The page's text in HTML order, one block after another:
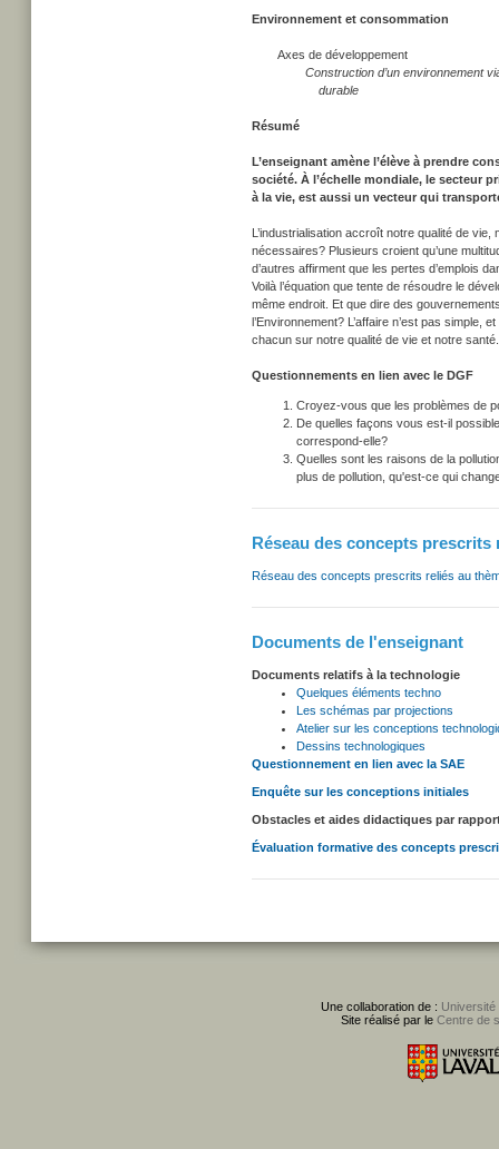
Environnement et consommation
Axes de développement
Construction d’un environnement
durable
Résumé
L’enseignant amène l’élève à prendre
société. À l’échelle mondiale, le secteur
à la vie, est aussi un vecteur qui
L’industrialisation accroît notre qualité de
nécessaires? Plusieurs croient qu’une
d’autres affirment que les pertes d’emplois
Voilà l’équation que tente de résoudre le
même endroit. Et que dire des
l’Environnement? L’affaire n’est pas simple,
chacun sur notre qualité de vie et notre santé.
Questionnements en lien avec le DGF
Croyez-vous que les problèmes de
De quelles façons vous est-il
correspond-elle?
Quelles sont les raisons de la
plus de pollution, qu'est-ce qui
Réseau des concepts prescrits
Réseau des concepts prescrits reliés au
Documents de l'enseignant
Documents relatifs à la technologie
Quelques éléments techno
Les schémas par projections
Atelier sur les conceptions
Dessins technologiques
Questionnement en lien avec la SAE
Enquête sur les conceptions initiales
Obstacles et aides didactiques par
Évaluation formative des concepts
Une collaboration de : Université
Site réalisé par le Centre de